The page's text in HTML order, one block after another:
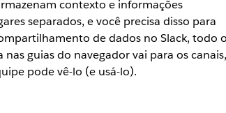
contexto e informações
separados, e você precisa disso para
de dados no Slack, todo
guias do navegador vai para os canais,
pode vê-lo (e usá-lo).